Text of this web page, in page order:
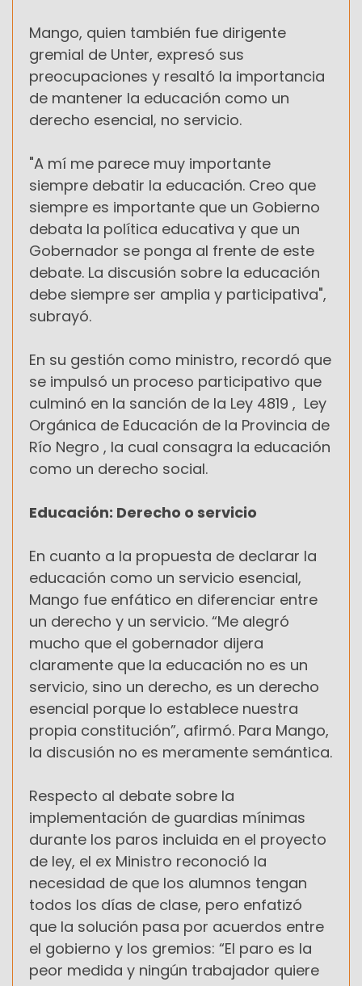
Mango, quien también fue dirigente
gremial de Unter, expresó sus
preocupaciones y resaltó la importancia
de mantener la educación como un
derecho esencial, no servicio.
"A mí me parece muy importante
siempre debatir la educación. Creo que
siempre es importante que un Gobierno
debata la política educativa y que un
Gobernador se ponga al frente de este
debate. La discusión sobre la educación
debe siempre ser amplia y participativa",
subrayó.
En su gestión como ministro, recordó que
se impulsó un proceso participativo que
culminó en la sanción de la Ley 4819 , Ley
Orgánica de Educación de la Provincia de
Río Negro , la cual consagra la educación
como un derecho social.
Educación: Derecho o servicio
En cuanto a la propuesta de declarar la
educación como un servicio esencial,
Mango fue enfático en diferenciar entre
un derecho y un servicio. “Me alegró
mucho que el gobernador dijera
claramente que la educación no es un
servicio, sino un derecho, es un derecho
esencial porque lo establece nuestra
propia constitución”, afirmó. Para Mango,
la discusión no es meramente semántica.
Respecto al debate sobre la
implementación de guardias mínimas
durante los paros incluida en el proyecto
de ley, el ex Ministro reconoció la
necesidad de que los alumnos tengan
todos los días de clase, pero enfatizó
que la solución pasa por acuerdos entre
el gobierno y los gremios: “El paro es la
peor medida y ningún trabajador quiere